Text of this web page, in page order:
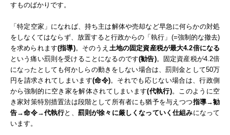
すものばかりです。
「特定空家」になれば、持ち主は解体や売却など早急に何らかの対処
をしなくてはならず、放置すると行政からの「執行」(=強制的な撤去)
を求められます(指導)。そのうえ 土地の固定資産税が最大4.2倍になる
という痛い罰則を受けることになるのです(勧告)。固定資産税が4.2倍
になったとしても何かしらの動きをしない場合は、罰則金として50万
円を請求されてしまいます(命令)。それでも応じない場合は、行政側
から強制的に空き家を解体されてしまいます(代執行)。このように空
き家対策特別措置法は段階として所有者にも猶予を与えつつ指導→勧
告→命令→代執行と、 罰則が徐々に厳しくなっていく仕組みになって
います。